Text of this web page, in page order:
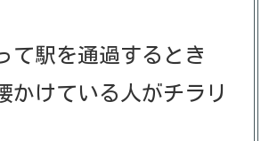
て駅を通過するとき
かけている人がチラリ